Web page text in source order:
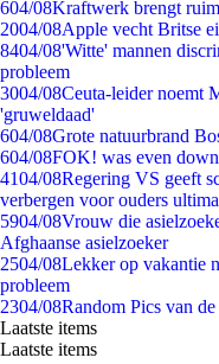
604/08Kraftwerk brengt
2004/08Apple vecht Britse
8404/08'Witte' mannen
probleem
3004/08Ceuta-leider noemt
'gruweldaad'
604/08Grote natuurbrand
604/08FOK! was even down
4104/08Regering VS geeft
verbergen voor ouders
5904/08Vrouw die
Afghaanse asielzoeker
2504/08Lekker op vakantie
probleem
2304/08Random Pics van
Laatste items
Laatste items